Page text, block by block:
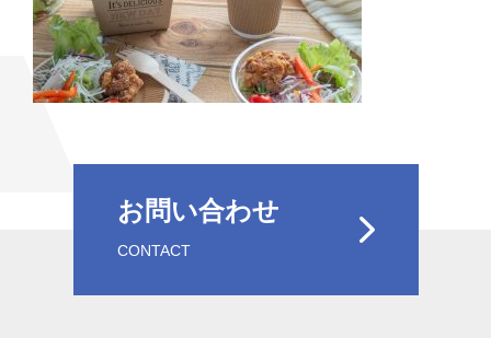
お問い合わせ
CONTACT